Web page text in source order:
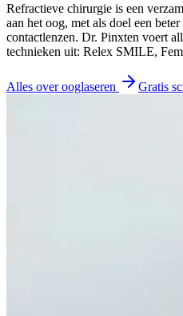
Refractieve chirurgie is een
aan het oog, met als doel een
contactlenzen. Dr. Pinxten voert
technieken uit: Relex SMILE,
Alles over ooglaseren Gratis